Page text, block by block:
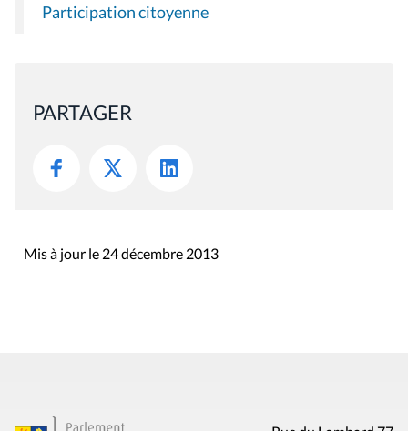
Participation citoyenne
PARTAGER
Mis à jour le 24 décembre 2013